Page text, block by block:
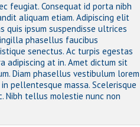
feugiat. Consequat id porta nibh
aliquam etiam. Adipiscing elit
ipsum suspendisse ultrices
phasellus faucibus
senectus. Ac turpis egestas
adipiscing at in. Amet dictum sit
Diam phasellus vestibulum lorem
pellentesque massa. Scelerisque
Nibh tellus molestie nunc non